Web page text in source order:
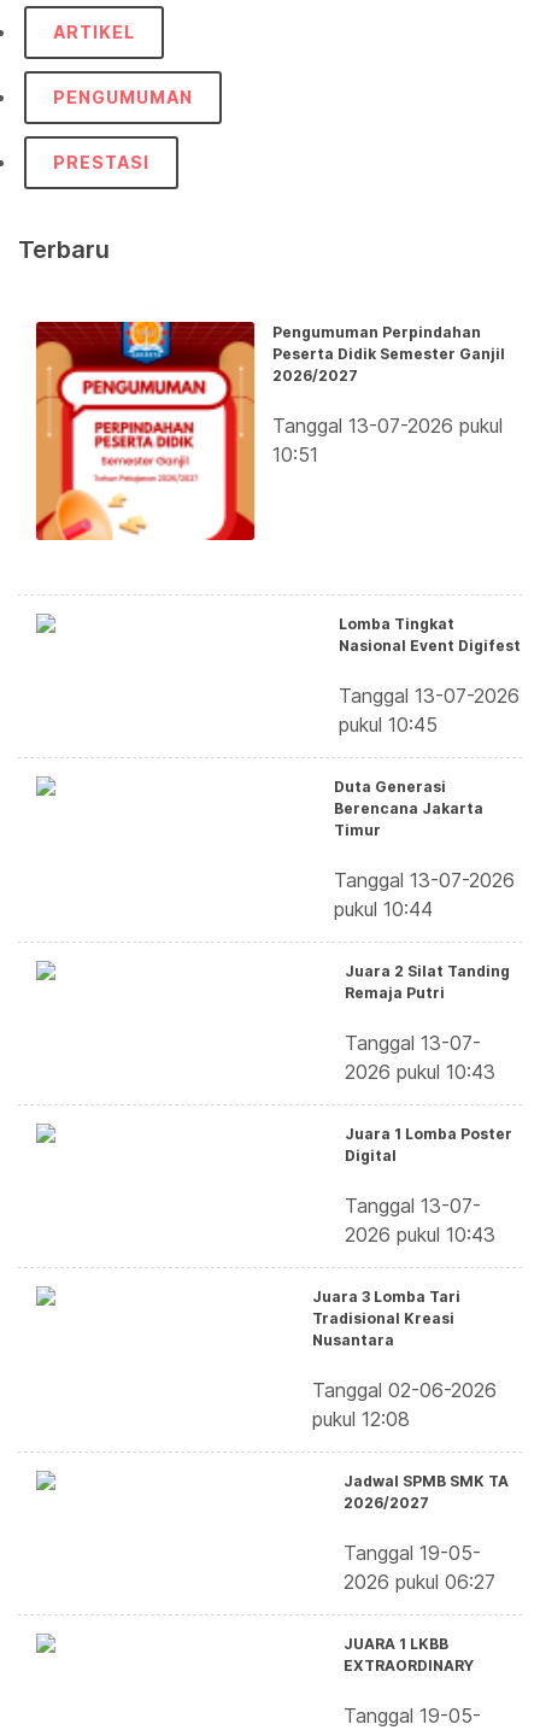
ARTIKEL
PENGUMUMAN
PRESTASI
Terbaru
Pengumuman Perpindahan
Peserta Didik Semester Ganjil
2026/2027
Tanggal 13-07-2026 pukul
10:51
Lomba Tingkat
Nasional Event Digifest
Tanggal 13-07-2026
pukul 10:45
Duta Generasi
Berencana Jakarta
Timur
Tanggal 13-07-2026
pukul 10:44
Juara 2 Silat Tanding
Remaja Putri
Tanggal 13-07-
2026 pukul 10:43
Juara 1 Lomba Poster
Digital
Tanggal 13-07-
2026 pukul 10:43
Juara 3 Lomba Tari
Tradisional Kreasi
Nusantara
Tanggal 02-06-2026
pukul 12:08
Jadwal SPMB SMK TA
2026/2027
Tanggal 19-05-
2026 pukul 06:27
JUARA 1 LKBB
EXTRAORDINARY
Tanggal 19-05-